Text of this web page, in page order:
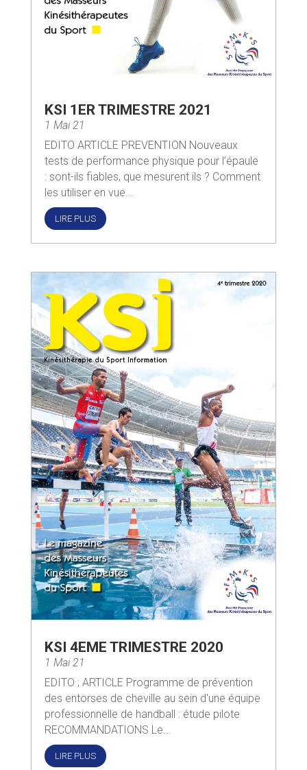
KSI 1ER TRIMESTRE 2021
1 Mai 21
EDITO ARTICLE PREVENTION Nouveaux
tests de performance physique pour l’épaule
: sont-ils fiables, que mesurent ils ? Comment
les utiliser en vue...
LIRE PLUS
KSI 4EME TRIMESTRE 2020
1 Mai 21
EDITO ; ARTICLE Programme de prévention
des entorses de cheville au sein d'une équipe
professionnelle de handball : étude pilote
RECOMMANDATIONS Le...
LIRE PLUS